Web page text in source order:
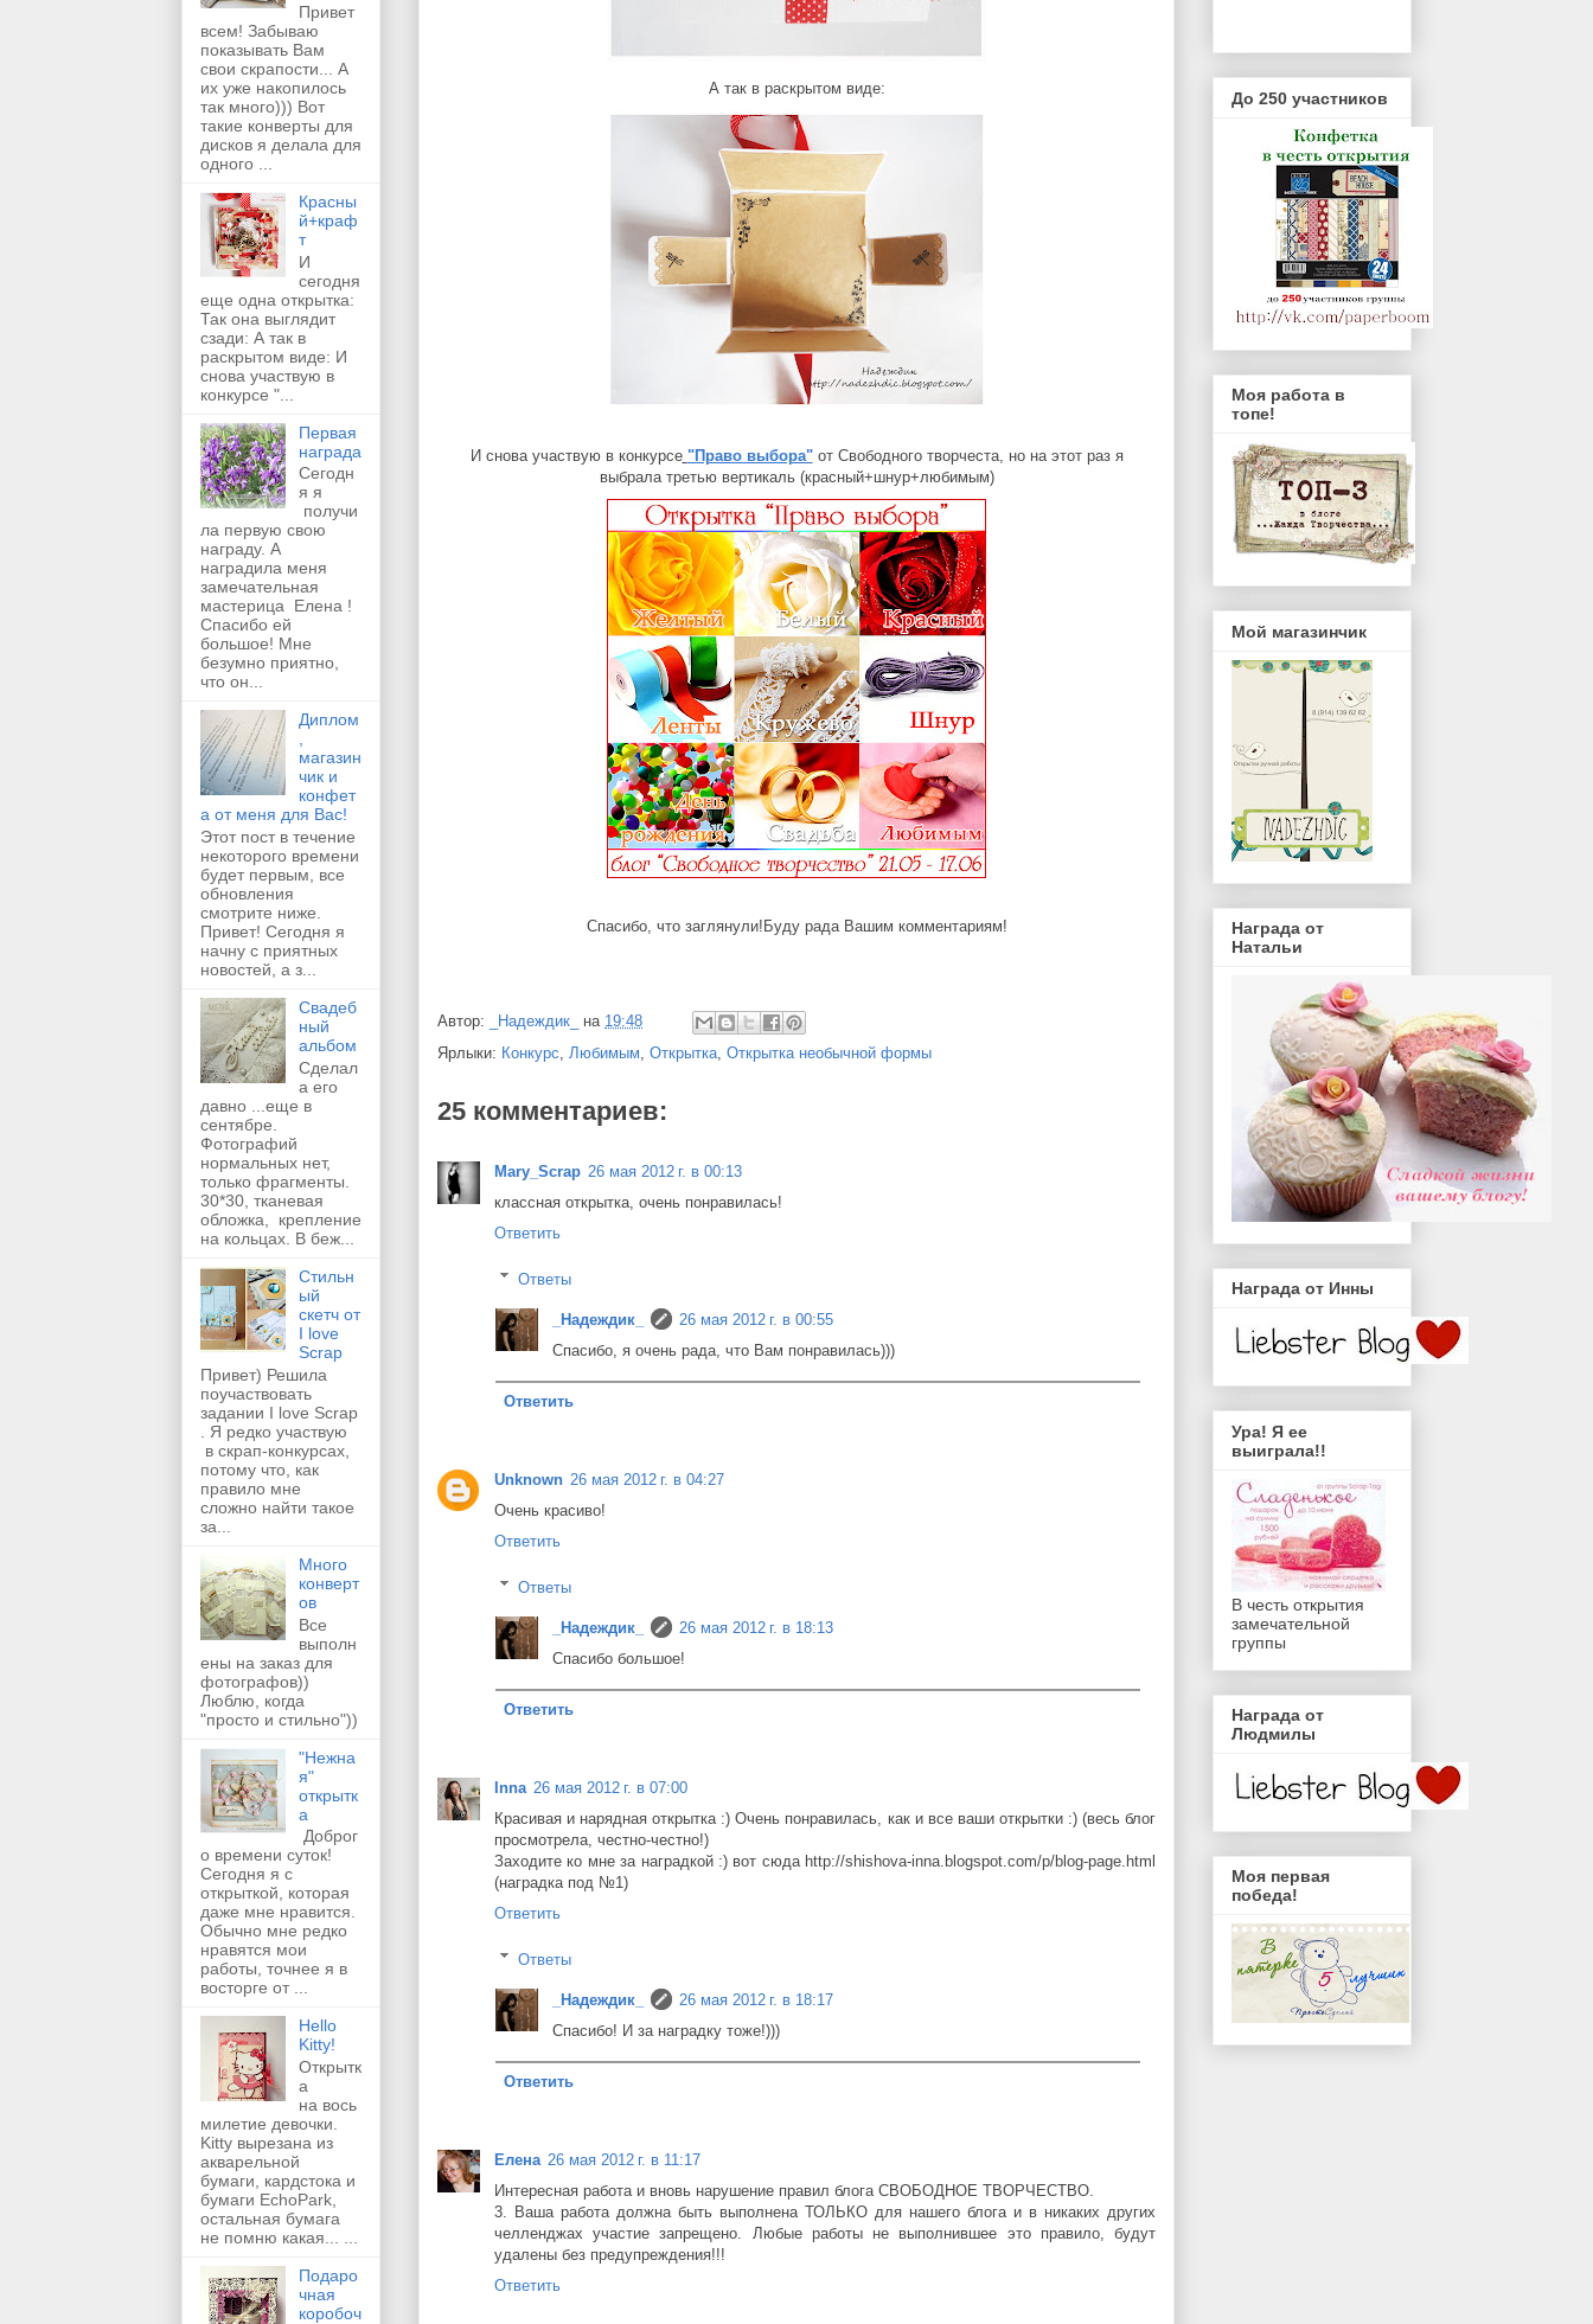
А так в раскрытом виде:
И снова участвую в конкурсе "Право выбора"от Свободного творчеста, но на этот раз я
выбрала третью вертикаль (красный+шнур+любимым)
Спасибо, что заглянули!Буду рада Вашим комментариям!
Автор: _Надеждик_ на 19:48
Ярлыки: Конкурс, Любимым, Открытка, Открытка необычной формы
25 комментариев:
Mary_Scrap 26 мая 2012 г. в 00:13
классная открытка, очень понравилась!
Ответить
Ответы
_Надеждик_
26 мая 2012 г. в 00:55
Спасибо, я очень рада, что Вам понравилась)))
Ответить
Unknown 26 мая 2012 г. в 04:27
Очень красиво!
Ответить
Ответы
_Надеждик_
26 мая 2012 г. в 18:13
Спасибо большое!
Ответить
Inna 26 мая 2012 г. в 07:00
Красивая и нарядная открытка :) Очень понравилась, как и все ваши открытки :) (весь блог
просмотрела, честно-честно!)
Заходите ко мне за наградкой :) вот сюда http://shishova-inna.blogspot.com/p/blog-page.html
(наградка под №1)
Ответить
Ответы
_Надеждик_
26 мая 2012 г. в 18:17
Спасибо! И за наградку тоже!)))
Ответить
Елена 26 мая 2012 г. в 11:17
Интересная работа и вновь нарушение правил блога СВОБОДНОЕ ТВОРЧЕСТВО.
3. Ваша работа должна быть выполнена ТОЛЬКО для нашего блога и в никаких других
челленджах участие запрещено. Любые работы не выполнившее это правило, будут
удалены без предупреждения!!!
Ответить
Привет
всем! Забываю
показывать Вам
свои скрапости... А
их уже накопилось
так много))) Вот
такие конверты для
дисков я делала для
одного ...
Красны
й+краф
т
И
сегодня
еще одна открытка:
Так она выглядит
сзади: А так в
раскрытом виде: И
снова участвую в
конкурсе "...
Первая
награда
Сегодн
я я
получи
ла первую свою
награду. А
наградила меня
замечательная
мастерица Елена !
Спасибо ей
большое! Мне
безумно приятно,
что он...
Диплом
,
магазин
чик и
конфет
а от меня для Вас!
Этот пост в течение
некоторого времени
будет первым, все
обновления
смотрите ниже.
Привет! Сегодня я
начну с приятных
новостей, а з...
Свадеб
ный
альбом
Сделал
а его
давно ...еще в
сентябре.
Фотографий
нормальных нет,
только фрагменты.
30*30, тканевая
обложка, крепление
на кольцах. В беж...
Стильн
ый
скетч от
I love
Scrap
Привет) Решила
поучаствовать
задании I love Scrap
. Я редко участвую
в скрап-конкурсах,
потому что, как
правило мне
сложно найти такое
за...
Много
конверт
ов
Все
выполн
ены на заказ для
фотографов))
Люблю, когда
"просто и стильно"))
"Нежна
я"
открытк
а
Доброг
о времени суток!
Сегодня я с
открыткой, которая
даже мне нравится.
Обычно мне редко
нравятся мои
работы, точнее я в
восторге от ...
Hello
Kitty!
Открытк
а
на вось
милетие девочки.
Kitty вырезана из
акварельной
бумаги, кардстока и
бумаги EchoPark,
остальная бумага
не помню какая... ...
Подаро
чная
коробоч
До 250 участников
Моя работа в
топе!
Мой магазинчик
Награда от
Натальи
Награда от Инны
Ура! Я ее
выиграла!!
В честь открытия
замечательной
группы
Награда от
Людмилы
Моя первая
победа!